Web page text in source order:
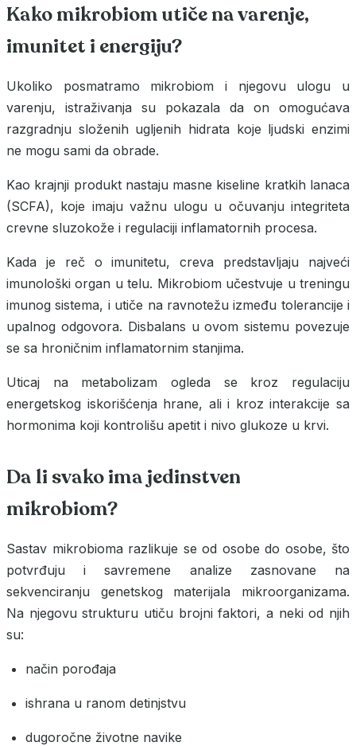
Kako mikrobiom utiče na varenje,
imunitet i energiju?
Ukoliko posmatramo mikrobiom i njegovu ulogu u
varenju, istraživanja su pokazala da on omogućava
razgradnju složenih ugljenih hidrata koje ljudski enzimi
ne mogu sami da obrade.
Kao krajnji produkt nastaju masne kiseline kratkih lanaca
(SCFA), koje imaju važnu ulogu u očuvanju integriteta
crevne sluzokože i regulaciji inflamatornih procesa.
Kada je reč o imunitetu, creva predstavljaju najveći
imunološki organ u telu. Mikrobiom učestvuje u treningu
imunog sistema, i utiče na ravnotežu između tolerancije i
upalnog odgovora. Disbalans u ovom sistemu povezuje
se sa hroničnim inflamatornim stanjima.
Uticaj na metabolizam ogleda se kroz regulaciju
energetskog iskorišćenja hrane, ali i kroz interakcije sa
hormonima koji kontrolišu apetit i nivo glukoze u krvi.
Da li svako ima jedinstven
mikrobiom?
Sastav mikrobioma razlikuje se od osobe do osobe, što
potvrđuju i savremene analize zasnovane na
sekvenciranju genetskog materijala mikroorganizama.
Na njegovu strukturu utiču brojni faktori, a neki od njih
su:
način porođaja
ishrana u ranom detinjstvu
dugoročne životne navike